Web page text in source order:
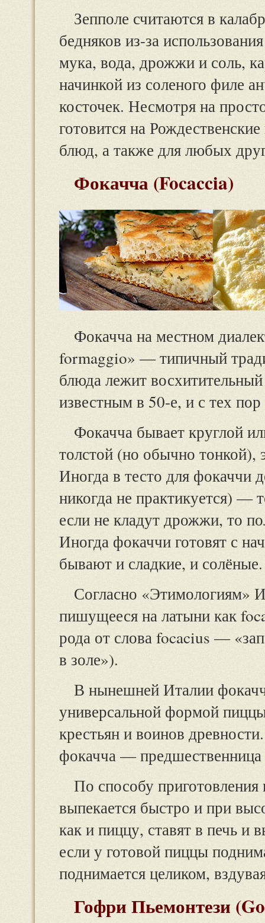
Зепполе считаются в
бедняков из-за
мука, вода, дрожжи и соль,
начинкой из соленого филе
косточек. Несмотря на
готовится на
блюд, а также для любых
Фокачча (Focaccia)
Фокачча на местном
formaggio» — типичный
блюда лежит
известным в 50-е, и с тех
Фокачча бывает круглой
толстой (но обычно тонкой),
Иногда в тесто для фокаччи
никогда не практикуется) —
если не кладут дрожжи, то
Иногда фокаччи готовят с
бывают и сладкие, и солёные.
Согласно «Этимологиям»
пишущееся на латыни как
рода от слова focacius —
в золе»).
В нынешней Италии
универсальной формой
крестьян и воинов
фокачча —
По способу
выпекается быстро и при
как и пиццу, ставят в печь и
если у готовой пиццы
поднимается целиком,
Гофри Пьемонтези